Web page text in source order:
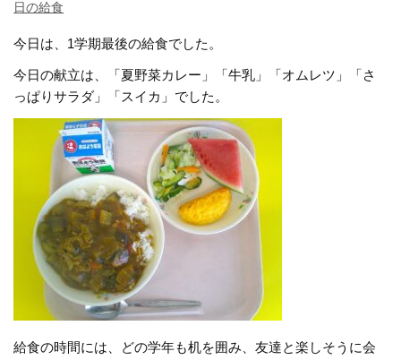
日の給食
今日は、1学期最後の給食でした。
今日の献立は、「夏野菜カレー」「牛乳」「オムレツ」「さ
っぱりサラダ」「スイカ」でした。
給食の時間には、どの学年も机を囲み、友達と楽しそうに会